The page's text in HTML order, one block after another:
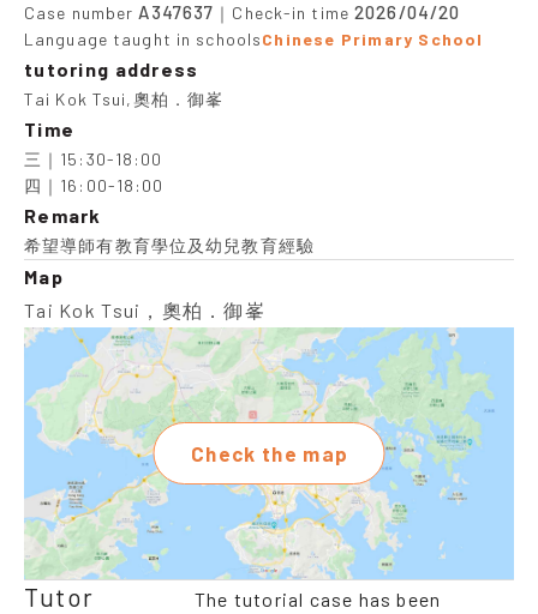
Case number A347637 ｜Check-in time2026/04/20
Language taught in schoolsChinese Primary School
tutoring address
Tai Kok Tsui,奧柏．御峯
Time
三｜15:30-18:00
四｜16:00-18:00
Remark
希望導師有教育學位及幼兒教育經驗
Map
Tai Kok Tsui，奧柏．御峯
Check the map
Tutor
The tutorial case has been